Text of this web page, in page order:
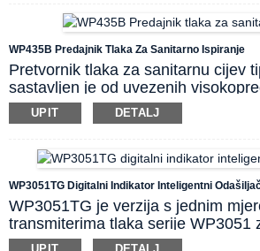
WP401A i C tipovi koriste
od nehrđajućeg čelika.
WP435B Predajnik Tlaka Za Sanitarno Ispiranje
Pretvornik tlaka za sanitarnu cijev
sastavljen je od uvezenih
visokostabilnih antikorozivnih
nehrđajućeg čelika zavareni su
tlaka prikladan je za mjerenje i
lako začepljivim, higijenskim,
čišćenje ili aseptičnim okruženjima.
ima visoku radnu frekvenciju i
dinamičko mjerenje.
UPIT DETALJ
WP3051TG Digitalni Indikator Inteligentni
WP3051TG je verzija s jednim
transmiterima tlaka serije WP3051
manometarskog ili apsolutnog tlaka.